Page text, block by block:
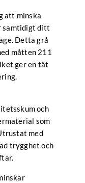
att minska
samtidigt ditt
Detta grå
måtten 211
ger en tät
och
som
med
trygghet och